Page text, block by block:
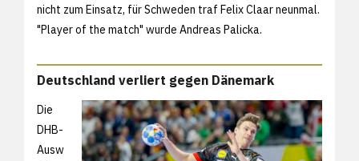
nicht zum Einsatz, für Schweden traf Felix Claar neunmal.
"Player of the match" wurde Andreas Palicka.
Deutschland verliert gegen Dänemark
Die
DHB-
Ausw